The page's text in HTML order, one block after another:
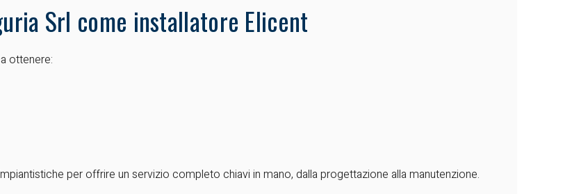
Srl come installatore Elicent
ottenere:
per offrire un servizio completo chiavi in mano, dalla progettazione alla manutenzione.